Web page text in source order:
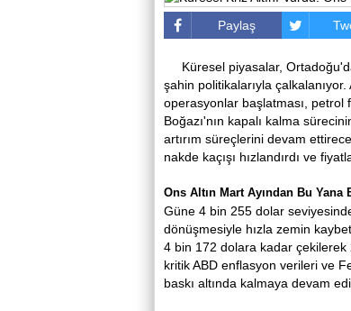
Paylaş
Küresel piyasalar,
şahin politikalarıyla
operasyonlar başlatması, petrol
Boğazı'nın kapalı kalma
artırım süreçlerini devam
nakde kaçışı hızlandırdı ve
Ons Altın Mart Ayından Bu Yana
Güne 4 bin 255 dolar
dönüşmesiyle hızla zemin
4 bin 172 dolara kadar çekilerek
kritik ABD enflasyon verileri ve
baskı altında kalmaya devam